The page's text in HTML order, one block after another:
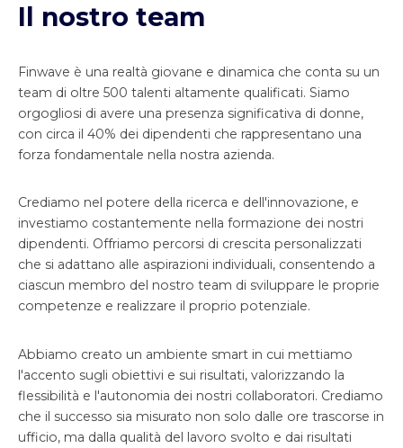
Il nostro team
Finwave è una realtà giovane e dinamica che conta su un
team di oltre 500 talenti altamente qualificati. Siamo
orgogliosi di avere una presenza significativa di donne,
con circa il 40% dei dipendenti che rappresentano una
forza fondamentale nella nostra azienda.
Crediamo nel potere della ricerca e dell'innovazione, e
investiamo costantemente nella formazione dei nostri
dipendenti. Offriamo percorsi di crescita personalizzati
che si adattano alle aspirazioni individuali, consentendo a
ciascun membro del nostro team di sviluppare le proprie
competenze e realizzare il proprio potenziale.
Abbiamo creato un ambiente smart in cui mettiamo
l'accento sugli obiettivi e sui risultati, valorizzando la
flessibilità e l'autonomia dei nostri collaboratori. Crediamo
che il successo sia misurato non solo dalle ore trascorse in
ufficio, ma dalla qualità del lavoro svolto e dai risultati